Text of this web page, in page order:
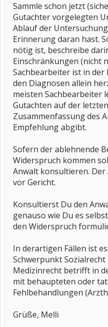
Sammle schon jetzt
Gutachter vorgelegten
Ablauf der
Erinnerung daran hast.
nötig ist, beschreibe
Einschränkungen (nicht
Sachbearbeiter ist in der
den Diagnosen allein
meisten Sachbearbeiter
Gutachten auf der
Zusammenfassung des
Empfehlung abgibt.
Sofern der ablehnende
Widerspruch kommen
Anwalt konsultieren.
vor Gericht.
Konsultierst Du den
genauso wie Du es
den Widerspruch
In derartigen Fällen ist
Schwerpunkt
Medizinrecht betrifft in
mit behaupteten oder
Fehlbehandlungen
Grüße, Melli